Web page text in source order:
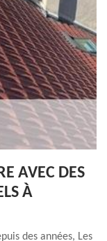
AVEC DES
À
des années, Les